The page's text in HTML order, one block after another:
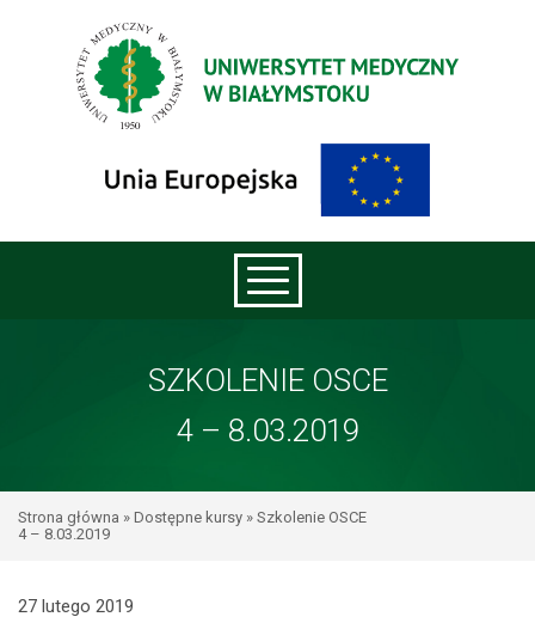
SZKOLENIE OSCE
4 – 8.03.2019
Strona główna » Dostępne kursy » Szkolenie OSCE
4 – 8.03.2019
27 lutego 2019